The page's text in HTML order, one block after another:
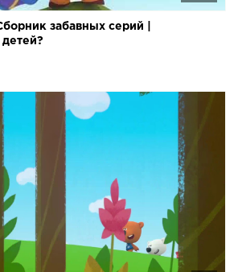
забавных серий |